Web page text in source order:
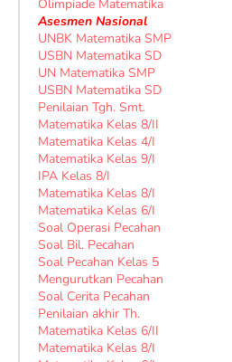
Olimpiade Matematika
Asesmen Nasional
UNBK Matematika SMP
USBN Matematika SD
UN Matematika SMP
USBN Matematika SD
Penilaian Tgh. Smt.
Matematika Kelas 8/II
Matematika Kelas 4/I
Matematika Kelas 9/I
IPA Kelas 8/I
Matematika Kelas 8/I
Matematika Kelas 6/I
Soal Operasi Pecahan
Soal Bil. Pecahan
Soal Pecahan Kelas 5
Mengurutkan Pecahan
Soal Cerita Pecahan
Penilaian akhir Th.
Matematika Kelas 6/II
Matematika Kelas 8/I